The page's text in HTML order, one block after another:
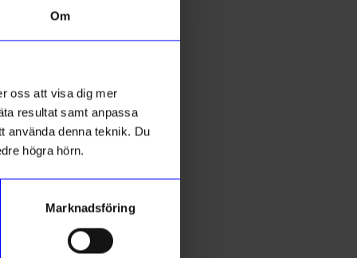
Om
oss att visa dig mer
resultat samt anpassa
använda denna teknik. Du
högra hörn.
Marknadsföring
10%